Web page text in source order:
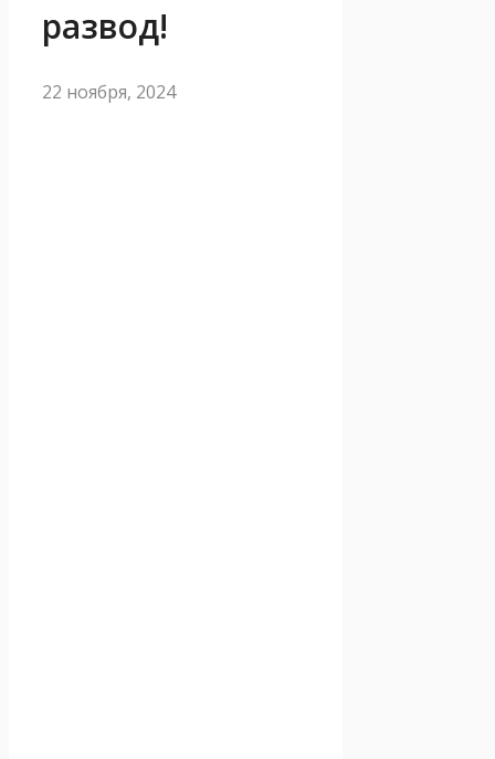
развод!
22 ноября, 2024